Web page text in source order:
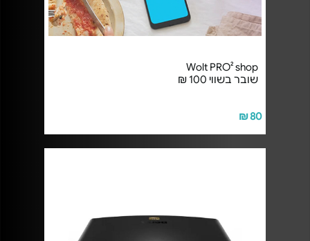
Wolt PRO² shop
שובר בשווי 100 ₪
80 ₪